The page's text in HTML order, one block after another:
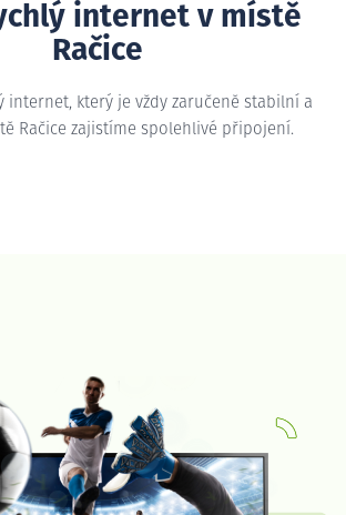
internet v místě
Račice
internet, který je vždy zaručeně stabilní a
Račice zajistíme spolehlivé připojení.